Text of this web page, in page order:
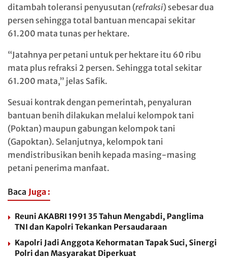
ditambah toleransi penyusutan (refraksi) sebesar dua
persen sehingga total bantuan mencapai sekitar
61.200 mata tunas per hektare.
“Jatahnya per petani untuk per hektare itu 60 ribu
mata plus refraksi 2 persen. Sehingga total sekitar
61.200 mata,” jelas Safik.
Sesuai kontrak dengan pemerintah, penyaluran
bantuan benih dilakukan melalui kelompok tani
(Poktan) maupun gabungan kelompok tani
(Gapoktan). Selanjutnya, kelompok tani
mendistribusikan benih kepada masing-masing
petani penerima manfaat.
Baca Juga :
Reuni AKABRI 1991 35 Tahun Mengabdi, Panglima
TNI dan Kapolri Tekankan Persaudaraan
Kapolri Jadi Anggota Kehormatan Tapak Suci, Sinergi
Polri dan Masyarakat Diperkuat